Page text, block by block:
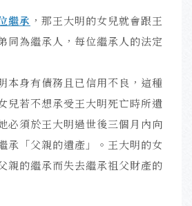
繼承 ，那王大明的女兒就會跟王
同為繼承人，每位繼承人的法定
本身有債務且已信用不良，這種
兒若不想承受王大明死亡時所遺
必須於王大明過世後三個月內向
承「父親的遺產」。王大明的女
親的繼承而失去繼承祖父財產的